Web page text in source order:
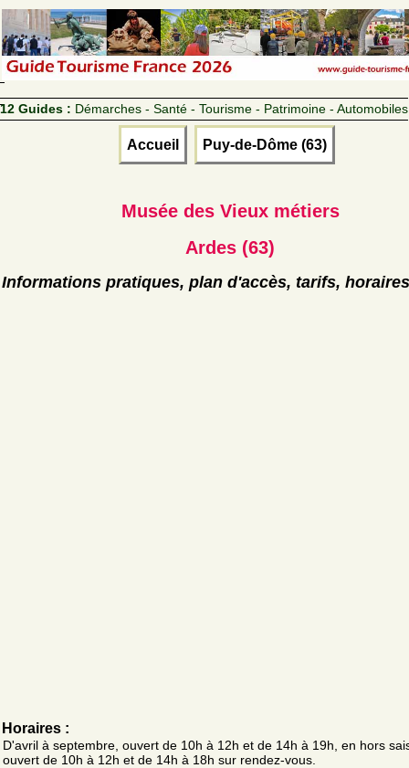
12 Guides : Démarches - Santé - Tourisme - Patrimoine - Automobiles
Accueil Puy-de-Dôme (63)
Musée des Vieux métiers
Ardes (63)
Informations pratiques, plan d'accès, tarifs, horaires
Horaires :
D'avril à septembre, ouvert de 10h à 12h et de 14h à 19h, en hors
ouvert de 10h à 12h et de 14h à 18h sur rendez-vous.